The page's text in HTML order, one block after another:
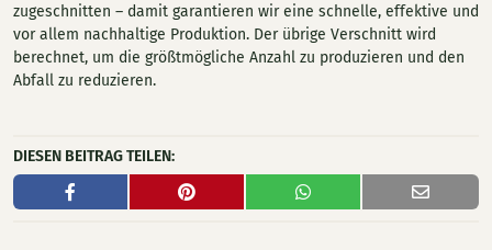
zugeschnitten – damit garantieren wir eine schnelle, effektive und
vor allem nachhaltige Produktion. Der übrige Verschnitt wird
berechnet, um die größtmögliche Anzahl zu produzieren und den
Abfall zu reduzieren.
DIESEN BEITRAG TEILEN: